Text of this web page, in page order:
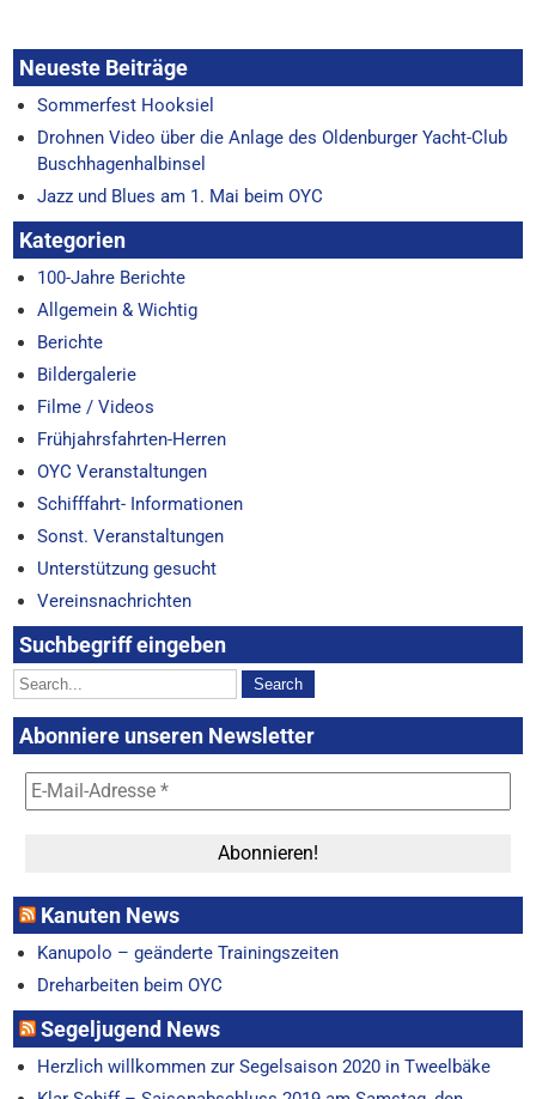
Neueste Beiträge
Sommerfest Hooksiel
Drohnen Video über die Anlage des Oldenburger Yacht-Club
Buschhagenhalbinsel
Jazz und Blues am 1. Mai beim OYC
Kategorien
100-Jahre Berichte
Allgemein & Wichtig
Berichte
Bildergalerie
Filme / Videos
Frühjahrsfahrten-Herren
OYC Veranstaltungen
Schifffahrt- Informationen
Sonst. Veranstaltungen
Unterstützung gesucht
Vereinsnachrichten
Suchbegriff eingeben
Abonniere unseren Newsletter
Kanuten News
Kanupolo – geänderte Trainingszeiten
Dreharbeiten beim OYC
Segeljugend News
Herzlich willkommen zur Segelsaison 2020 in Tweelbäke